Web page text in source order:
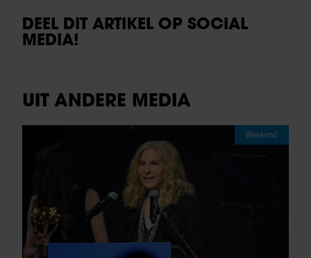
DEEL DIT ARTIKEL OP SOCIAL
MEDIA!
UIT ANDERE MEDIA
Weekend